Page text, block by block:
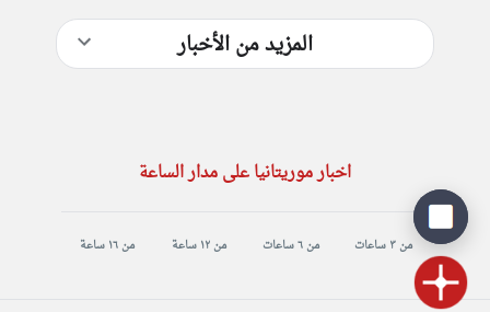
المزيد من الأخبار
اخبار موريتانيا على مدار الساعة
من ٣ ساعات من ٦ ساعات من ١٢ ساعة من ١٦ ساعة